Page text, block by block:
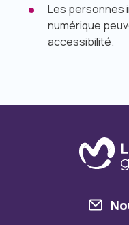
Les personnes
numérique
accessibilité.